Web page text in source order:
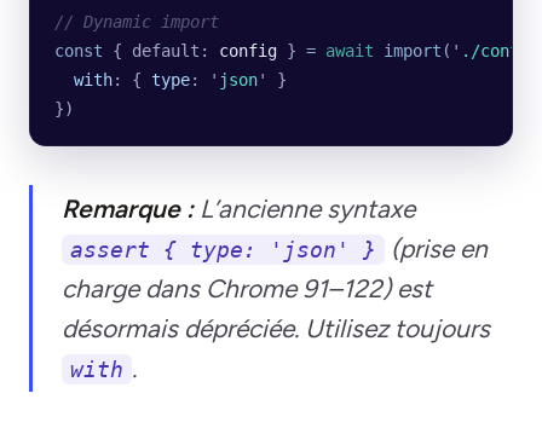
// Dynamic import
const { default: config } = await import ( ' ./
  with
: { type: ' json'
}
})
Remarque :L’ancienne syntaxe
assert { type: 'json' }
(prise en
charge dans Chrome 91–122) est
désormais dépréciée. Utilisez toujours
with .